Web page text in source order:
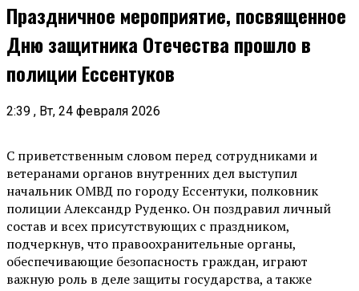
Праздничное мероприятие, посвященное
Дню защитника Отечества прошло в
полиции Ессентуков
2:39 , Вт, 24 февраля 2026
С приветственным словом перед сотрудниками и
ветеранами органов внутренних дел выступил
начальник ОМВД по городу Ессентуки, полковник
полиции Александр Руденко. Он поздравил личный
состав и всех присутствующих с праздником,
подчеркнув, что правоохранительные органы,
обеспечивающие безопасность граждан, играют
важную роль в деле защиты государства, а также